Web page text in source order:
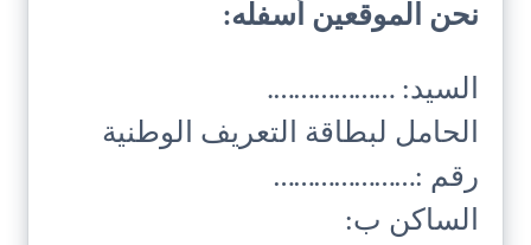
نحن الموقعين أسفله:
السيد: ……………….
الحامل لبطاقة التعريف الوطنية
رقم :…………………
الساكن ب: